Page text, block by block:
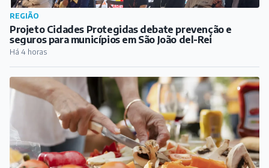
REGIÃO
Projeto Cidades Protegidas debate prevenção e
seguros para municípios em São João del-Rei
Há 4 horas